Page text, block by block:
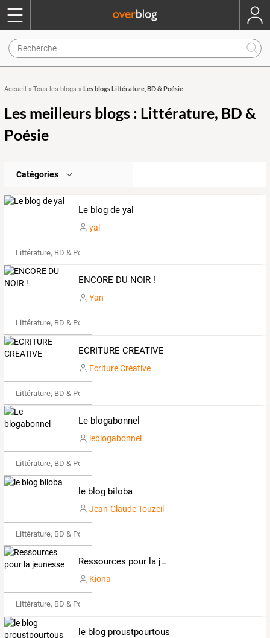
Accueil » Tous les blogs » Les blogs Littérature, BD & Poésie
Les meilleurs blogs : Littérature, BD &
Poésie
Catégories
Le blog de yal
yal
Littérature, BD & Poésie
ENCORE DU NOIR !
Yan
Littérature, BD & Poésie
ECRITURE CREATIVE
Ecriture Créative
Littérature, BD & Poésie
Le blogabonnel
leblogabonnel
Littérature, BD & Poésie
le blog biloba
Jean-Claude Touzeil
Littérature, BD & Poésie
Ressources pour la jeunesse
Kiona
Littérature, BD & Poésie
le blog proustpourtous